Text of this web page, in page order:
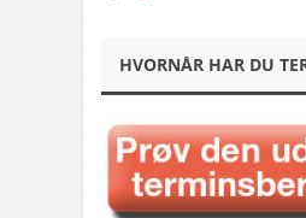
HVORNÅR HAR DU